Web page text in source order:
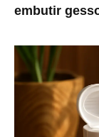
embutir